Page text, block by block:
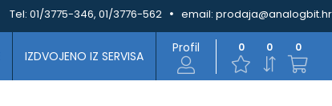
Tel: 01/3775-346, 01/3776-562 email: prodaja@analogbit.hr
IZDVOJENO IZ SERVISA
0
0
0
Profil